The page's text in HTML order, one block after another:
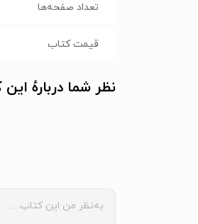
تعداد صفحه‌ها
قیمت کتاب
نظر شما دربارهٔ